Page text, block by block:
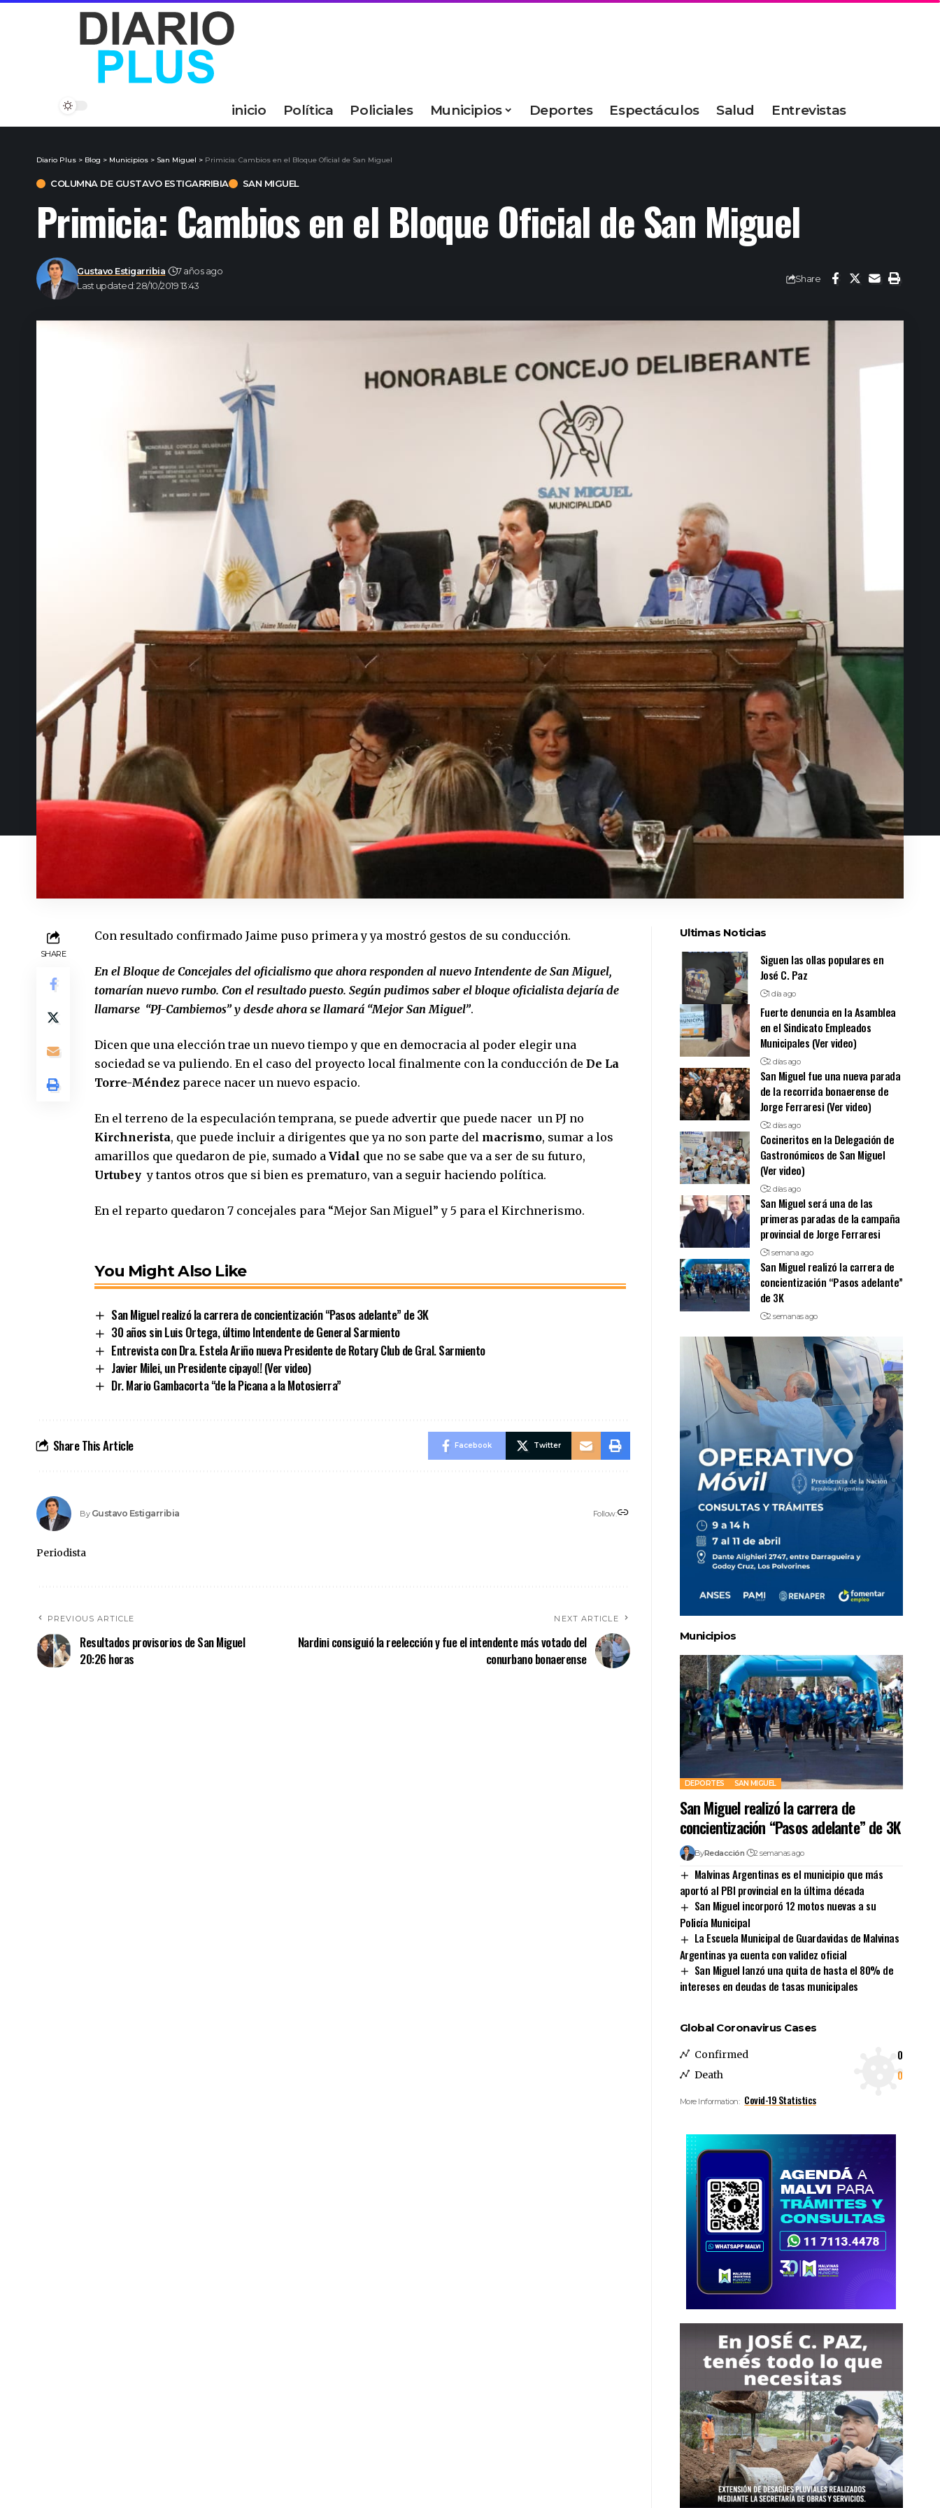
inicio Política Policiales Municipios Deportes Espectáculos Salud Entrevistas
Diario Plus > Blog > Municipios > San Miguel > Primicia: Cambios en el Bloque Oficial de San Miguel
COLUMNA DE GUSTAVO ESTIGARRIBIA SAN MIGUEL
Primicia: Cambios en el Bloque Oficial de San Miguel
Last updated: 28/10/2019 13:43
Gustavo Estigarribia 7 años ago
Share
SHARE
Con resultado confirmado Jaime puso primera y ya mostró gestos de su conducción.
En el Bloque de Concejales del oficialismo que ahora responden al nuevo Intendente de San Miguel,
tomarían nuevo rumbo. Con el resultado puesto. Según pudimos saber el bloque oficialista dejaría de
llamarse “PJ-Cambiemos” y desde ahora se llamará “Mejor San Miguel”.
Dicen que una elección trae un nuevo tiempo y que en democracia al poder elegir una
sociedad se va puliendo. En el caso del proyecto local finalmente con la conducción deDe La
Torre-Méndez parece nacer un nuevo espacio.
En el terreno de la especulación temprana, se puede advertir que puede nacer un PJ no
Kirchnerista, que puede incluir a dirigentes que ya no son parte del macrismo, sumar a los
amarillos que quedaron de pie, sumado aVidal que no se sabe que va a ser de su futuro,
Urtubey y tantos otros que si bien es prematuro, van a seguir haciendo política.
En el reparto quedaron 7 concejales para “Mejor San Miguel” y 5 para el Kirchnerismo.
You Might Also Like
San Miguel realizó la carrera de concientización “Pasos adelante” de 3K
30 años sin Luis Ortega, último Intendente de General Sarmiento
Entrevista con Dra. Estela Ariño nueva Presidente de Rotary Club de Gral. Sarmiento
Javier Milei, un Presidente cipayo!! (Ver video)
Dr. Mario Gambacorta “de la Picana a la Motosierra”
Share This Article Facebook Twitter
By Gustavo Estigarribia Follow:
Periodista
PREVIOUS ARTICLE
Resultados provisorios de San Miguel
20:26 horas
NEXT ARTICLE
Nardini consiguió la reelección y fue el intendente más votado del
conurbano bonaerense
Ultimas Noticias
Siguen las ollas populares en
José C. Paz
1 día ago
Fuerte denuncia en la Asamblea
en el Sindicato Empleados
Municipales (Ver video)
2 días ago
San Miguel fue una nueva parada
de la recorrida bonaerense de
Jorge Ferraresi (Ver video)
2 días ago
Cocineritos en la Delegación de
Gastronómicos de San Miguel
(Ver video)
2 días ago
San Miguel será una de las
primeras paradas de la campaña
provincial de Jorge Ferraresi
1 semana ago
San Miguel realizó la carrera de
concientización “Pasos adelante”
de 3K
2 semanas ago
Municipios
DEPORTES SAN MIGUEL
San Miguel realizó la carrera de
concientización “Pasos adelante” de 3K
ByRedacción 2 semanas ago
Malvinas Argentinas es el municipio que más
aportó al PBI provincial en la última década
San Miguel incorporó 12 motos nuevas a su
Policía Municipal
La Escuela Municipal de Guardavidas de Malvinas
Argentinas ya cuenta con validez oficial
San Miguel lanzó una quita de hasta el 80% de
intereses en deudas de tasas municipales
Global Coronavirus Cases
Confirmed 0
Death 0
More Information: Covid-19 Statistics